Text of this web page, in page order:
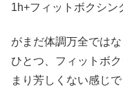
1h+フィットボクシン
がまだ体調万全では
ひとつ、フィットボ
まり芳しくない感じ